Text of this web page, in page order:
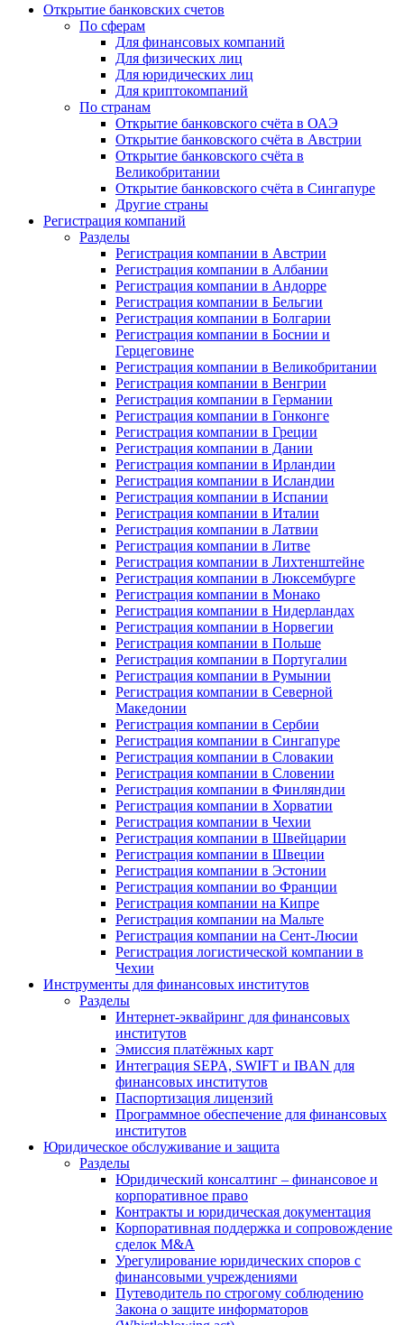
Открытие банковских счетов
По сферам
Для финансовых компаний
Для физических лиц
Для юридических лиц
Для криптокомпаний
По странам
Открытие банковского счёта в ОАЭ
Открытие банковского счёта в Австрии
Открытие банковского счёта в
Великобритании
Открытие банковского счёта в Сингапуре
Другие страны
Регистрация компаний
Разделы
Регистрация компании в Австрии
Регистрация компании в Албании
Регистрация компании в Андорре
Регистрация компании в Бельгии
Регистрация компании в Болгарии
Регистрация компании в Боснии и
Герцеговине
Регистрация компании в Великобритании
Регистрация компании в Венгрии
Регистрация компании в Германии
Регистрация компании в Гонконге
Регистрация компании в Греции
Регистрация компании в Дании
Регистрация компании в Ирландии
Регистрация компании в Исландии
Регистрация компании в Испании
Регистрация компании в Италии
Регистрация компании в Латвии
Регистрация компании в Литве
Регистрация компании в Лихтенштейне
Регистрация компании в Люксембурге
Регистрация компании в Монако
Регистрация компании в Нидерландах
Регистрация компании в Норвегии
Регистрация компании в Польше
Регистрация компании в Португалии
Регистрация компании в Румынии
Регистрация компании в Северной
Македонии
Регистрация компании в Сербии
Регистрация компании в Сингапуре
Регистрация компании в Словакии
Регистрация компании в Словении
Регистрация компании в Финляндии
Регистрация компании в Хорватии
Регистрация компании в Чехии
Регистрация компании в Швейцарии
Регистрация компании в Швеции
Регистрация компании в Эстонии
Регистрация компании во Франции
Регистрация компании на Кипре
Регистрация компании на Мальте
Регистрация компании на Сент-Люсии
Регистрация логистической компании в
Чехии
Инструменты для финансовых институтов
Разделы
Интернет-эквайринг для финансовых
институтов
Эмиссия платёжных карт
Интеграция SEPA, SWIFT и IBAN для
финансовых институтов
Паспортизация лицензий
Программное обеспечение для финансовых
институтов
Юридическое обслуживание и защита
Разделы
Юридический консалтинг – финансовое и
корпоративное право
Контракты и юридическая документация
Корпоративная поддержка и сопровождение
сделок M&A
Урегулирование юридических споров с
финансовыми учреждениями
Путеводитель по строгому соблюдению
Закона о защите информаторов